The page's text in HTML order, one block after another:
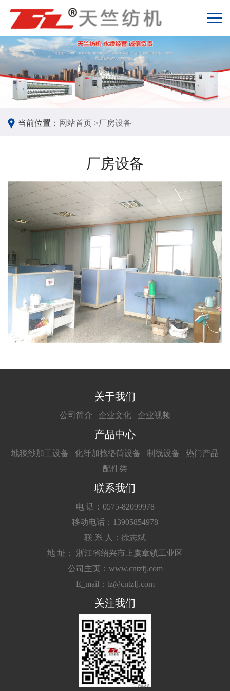
当前位置： 网站首页 >厂房设备
厂房设备
关于我们
公司简介 企业文化 企业视频
产品中心
地毯纱加工设备 化纤加捻络筒设备 制线设备
热门产品
配件类
联系我们
电 话：0575-82099978
移动电话：13905854978
联 系 人：徐志斌
地 址： 浙江省绍兴市上虞章镇工业区
公司主页：www.cntzfj.com
E_mail：tz@cntzfj.com
关注我们